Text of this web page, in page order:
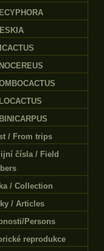
/ From trips
čísla / Field
/ Collection
/ Articles
Persons
reprodukce